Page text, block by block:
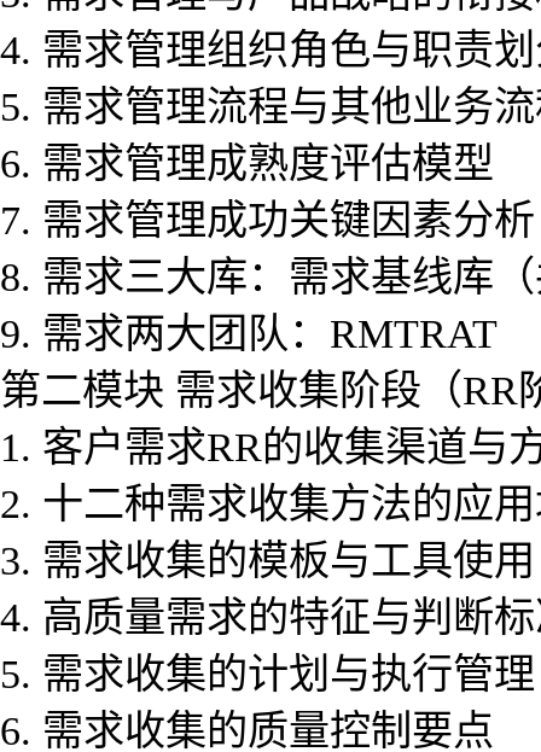
4. 需求管理组织角色与职责
5. 需求管理流程与其他业务
6. 需求管理成熟度评估模型
7. 需求管理成功关键因素分析
8. 需求三大库：需求基线库
9. 需求两大团队：RMTRAT
第二模块 需求收集阶段（RR
1. 客户需求RR的收集渠道与
2. 十二种需求收集方法的应
3. 需求收集的模板与工具使用
4. 高质量需求的特征与判断
5. 需求收集的计划与执行管理
6. 需求收集的质量控制要点